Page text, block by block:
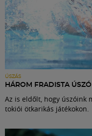
ÚSZÁS
HÁROM FRADISTA
Az is eldőlt, hogy úszóink
tokiói ötkarikás játékokon.